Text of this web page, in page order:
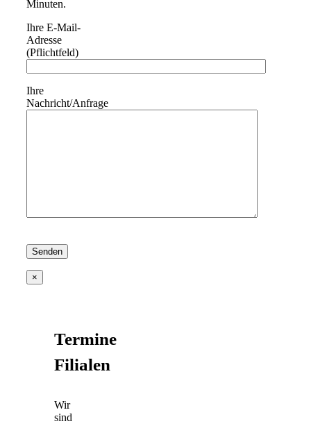
Minuten.
Ihre E-Mail-
Adresse
(Pflichtfeld)
Ihre
Nachricht/Anfrage
×
Termine
Filialen
Wir
sind